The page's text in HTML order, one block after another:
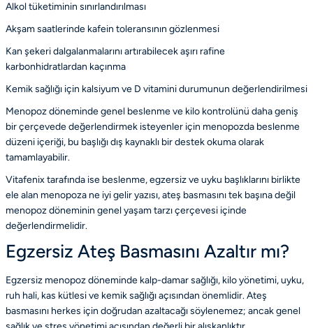
Alkol tüketiminin sınırlandırılması
Akşam saatlerinde kafein toleransının gözlenmesi
Kan şekeri dalgalanmalarını artırabilecek aşırı rafine
karbonhidratlardan kaçınma
Kemik sağlığı için kalsiyum ve D vitamini durumunun değerlendirilmesi
Menopoz döneminde genel beslenme ve kilo kontrolünü daha geniş
bir çerçevede değerlendirmek isteyenler için menopozda beslenme
düzeni içeriği, bu başlığı dış kaynaklı bir destek okuma olarak
tamamlayabilir.
Vitafenix tarafında ise beslenme, egzersiz ve uyku başlıklarını birlikte
ele alan menopoza ne iyi geliryazısı, ateş basmasını tek başına değil
menopoz döneminin genel yaşam tarzı çerçevesi içinde
değerlendirmelidir.
Egzersiz Ateş Basmasını Azaltır mı?
Egzersiz menopoz döneminde kalp-damar sağlığı, kilo yönetimi, uyku,
ruh hali, kas kütlesi ve kemik sağlığı açısından önemlidir. Ateş
basmasını herkes için doğrudan azaltacağı söylenemez; ancak genel